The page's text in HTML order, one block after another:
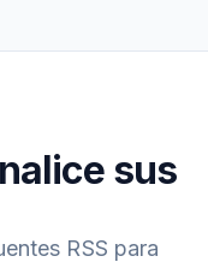
sus
RSS para